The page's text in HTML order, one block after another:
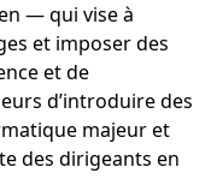
— qui vise à
et imposer des
et de
d’introduire des
majeur et
des dirigeants en